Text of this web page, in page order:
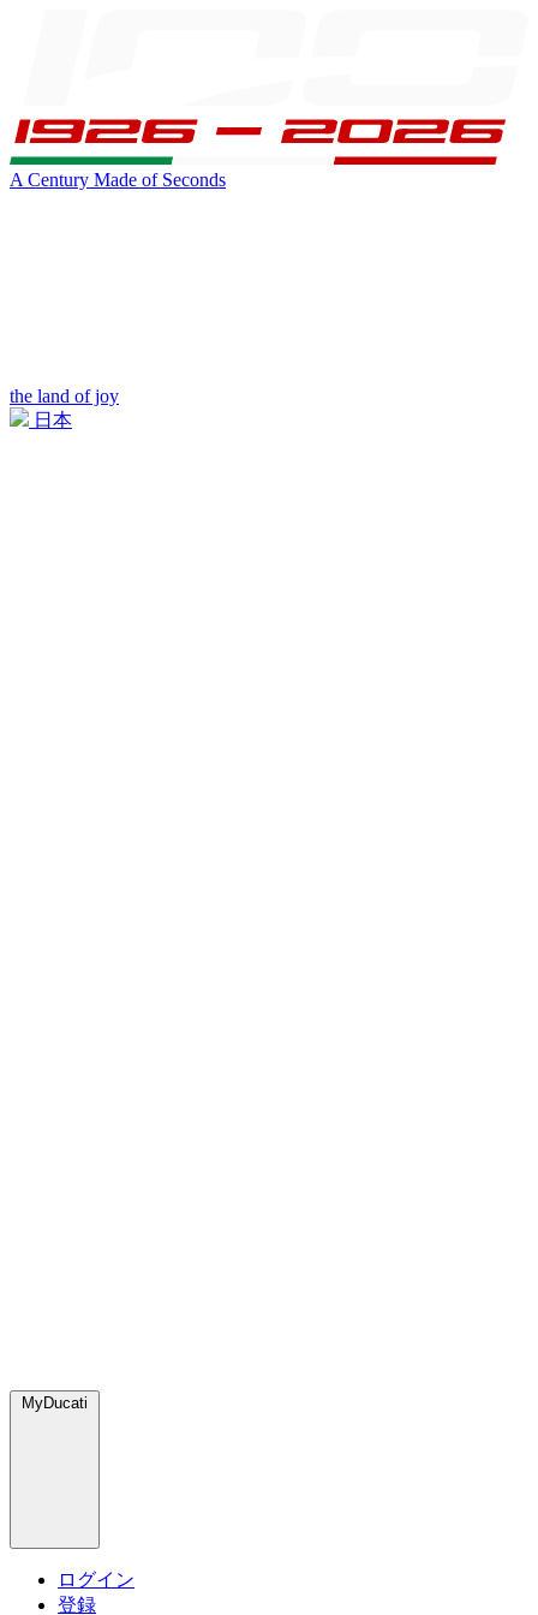
A Century Made of Seconds
the land of joy
日本
MyDucati
ログイン
登録